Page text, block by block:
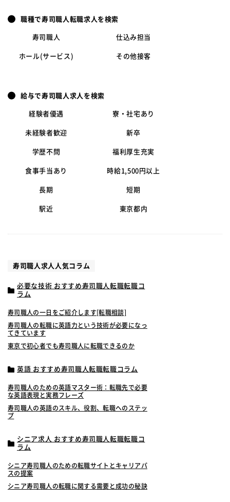
職種で寿司職人転職求人を検索
寿司職人 仕込み担当
ホール(サービス) その他接客
給与で寿司職人求人を検索
経験者優遇 寮・社宅あり
未経験者歓迎 新卒
学歴不問 福利厚生充実
食事手当あり 時給1,500円以上
長期 短期
駅近 東京都内
寿司職人求人人気コラム
必要な技術 おすすめ寿司職人転職転職コ
ラム
寿司職人の一日をご紹介します[転職相談]
寿司職人の転職に英語力という技術が必要になっ
てきています
東京で初心者でも寿司職人に転職できるのか
英語 おすすめ寿司職人転職転職コラム
寿司職人のための英語マスター術：転職先で必要
な英語表現と実務フレーズ
寿司職人の英語のスキル、役割、転職へのステッ
プ
シニア求人 おすすめ寿司職人転職転職コ
ラム
シニア寿司職人のための転職サイトとキャリアパ
スの提案
シニア寿司職人の転職に関する需要と成功の秘訣